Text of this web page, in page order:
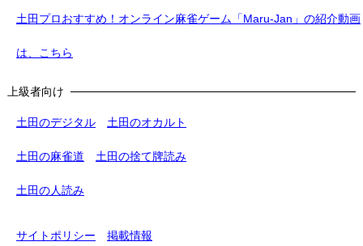
土田プロおすすめ！オンライン麻雀ゲーム「Maru-Jan」の紹介動画
は、こちら
上級者向け
土田のデジタル 土田のオカルト
土田の麻雀道 土田の捨て牌読み
土田の人読み
サイトポリシー 掲載情報